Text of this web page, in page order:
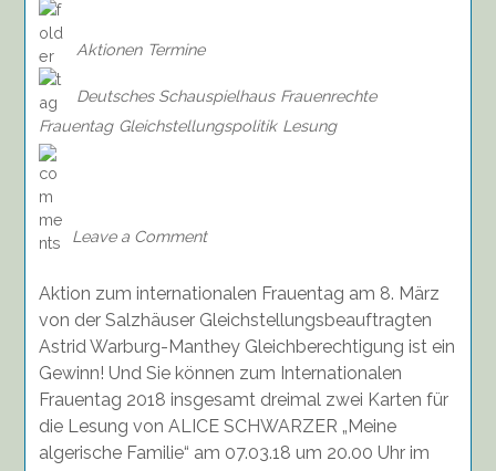
Aktionen Termine
Deutsches Schauspielhaus Frauenrechte
Frauentag Gleichstellungspolitik Lesung
Leave a Comment
Deutsche
Hamburg
gewinnen,
Einsendeschluss
28.02.18
Aktion zum internationalen Frauentag am 8. März
von der Salzhäuser Gleichstellungsbeauftragten
Astrid Warburg-Manthey Gleichberechtigung ist ein
Gewinn! Und Sie können zum Internationalen
Frauentag 2018 insgesamt dreimal zwei Karten für
die Lesung von ALICE SCHWARZER „Meine
algerische Familie“ am 07.03.18 um 20.00 Uhr im